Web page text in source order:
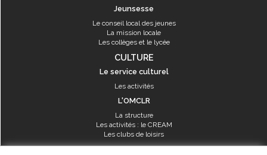
Jeunsesse
Le conseil local des jeunes
La mission locale
Les collèges et le lycée
CULTURE
Le service culturel
Les activités
L'OMCLR
La structure
Les activités : le CREAM
Les clubs de loisirs
SPORT